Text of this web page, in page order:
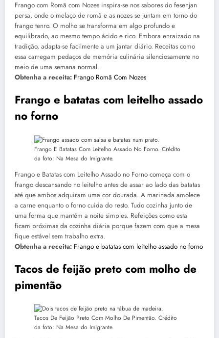
Frango com Romã com Nozes inspira-se nos sabores do fesenjan
persa, onde o melaço de romã e as nozes se juntam em torno do
frango tenro. O molho se transforma em algo profundo e
equilibrado, ao mesmo tempo ácido e rico. Embora enraizado na
tradição, adapta-se facilmente a um jantar diário. Receitas como
essa carregam pedaços de memória culinária silenciosamente no
meio de uma semana normal.
Obtenha a receita: Frango Romã Com Nozes
Frango e batatas com leitelho assado
no forno
Frango E Batatas Com Leitelho Assado No Forno. Crédito
da foto: Na Mesa do Imigrante.
Frango e Batatas com Leitelho Assado no Forno começa com o
frango descansando no leitelho antes de assar ao lado das batatas
até que ambos adquiram uma cor dourada. A marinada amolece
a carne enquanto o forno cuida do resto. Tudo cozinha junto de
uma forma que mantém a noite simples. Refeições como esta
ficam próximas da cozinha diária porque fazem com que a mesa
fique estável sem trabalho extra.
Obtenha a receita: Frango e batatas com leitelho assado no forno
Tacos de feijão preto com molho de
pimentão
Tacos De Feijão Preto Com Molho De Pimentão. Crédito
da foto: Na Mesa do Imigrante.